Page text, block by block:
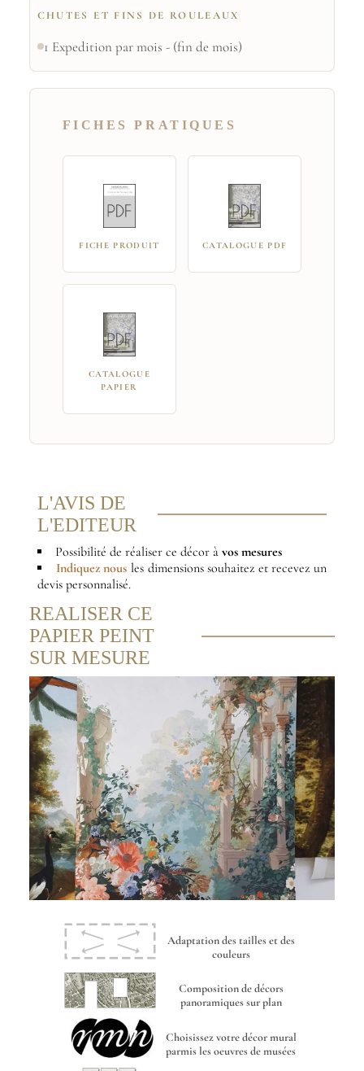
CHUTES ET FINS DE ROULEAUX
1 Expedition par mois - (fin de mois)
FICHES PRATIQUES
FICHE PRODUIT CATALOGUE PDF
CATALOGUE
PAPIER
L'AVIS DE
L'EDITEUR
Possibilité de réaliser ce décor à vos mesures
Indiquez nous les dimensions souhaitez et recevez un
devis personnalisé.
REALISER CE
PAPIER PEINT
SUR MESURE
Adaptation des tailles et des
couleurs
Composition de décors
panoramiques sur plan
Choisissez votre décor mural
parmis les oeuvres de musées